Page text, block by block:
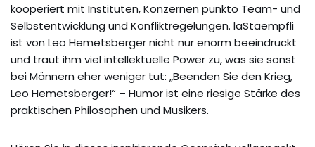
kooperiert mit Instituten, Konzernen punkto Team- und
Selbstentwicklung und Konfliktregelungen. laStaempfli
ist von Leo Hemetsberger nicht nur enorm beeindruckt
und traut ihm viel intellektuelle Power zu, was sie sonst
bei Männern eher weniger tut: „Beenden Sie den Krieg,
Leo Hemetsberger!“ – Humor ist eine riesige Stärke des
praktischen Philosophen und Musikers.